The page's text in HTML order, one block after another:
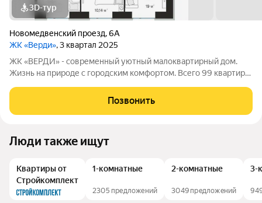
3D-тур
Новомедвенский проезд,6А
ЖК «Верди», 3 квартал 2025
ЖК «ВЕРДИ» - современный уютный малоквартирный дом.
Жизнь на природе с городским комфортом. Всего 99 квартир!
не готов отказываться от благ цивилизации. Комплекс
расположен в одном из самых
Позвонить
Люди также ищут
Квартиры от
Стройкомплект
1-комнатные
2305 предложений
2-комнатные
3049 предложений
3-